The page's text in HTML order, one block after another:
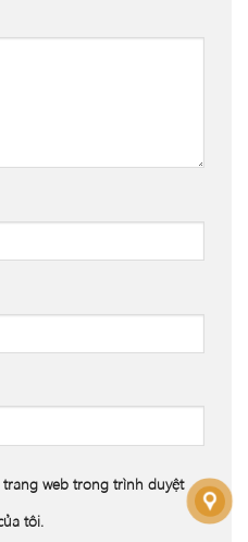
trang web trong trình duyệt
tôi.